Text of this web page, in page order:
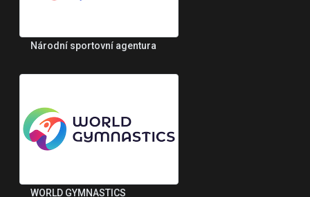
Národní sportovní agentura
WORLD GYMNASTICS